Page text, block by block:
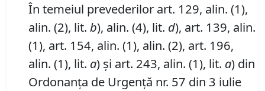
În temeiul prevederilor art. 129, alin. (1),
alin. (2), lit. b), alin. (4), lit. d), art. 139, alin.
(1), art. 154, alin. (1), alin. (2), art. 196,
alin. (1), lit. a) și art. 243, alin. (1), lit. a) din
Ordonanța de Urgență nr. 57 din 3 iulie